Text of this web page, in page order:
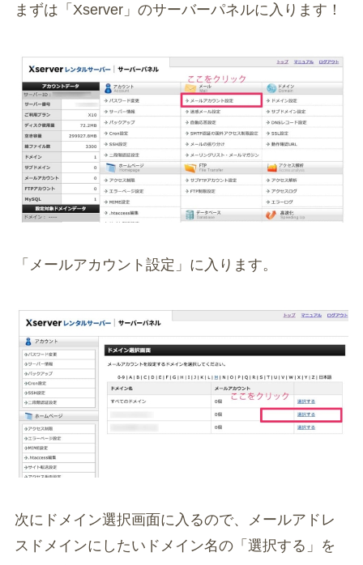
まずは「Xserver」のサーバーパネルに入ります！
「メールアカウント設定」に入ります。
次にドメイン選択画面に入るので、メールアドレ
スドメインにしたいドメイン名の「選択する」を